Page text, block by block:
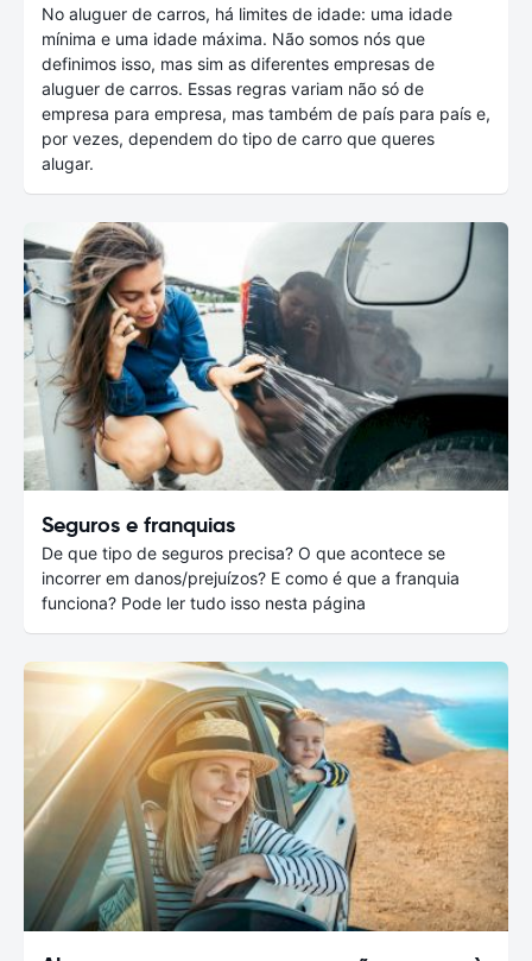
No aluguer de carros, há limites de idade: uma idade
mínima e uma idade máxima. Não somos nós que
definimos isso, mas sim as diferentes empresas de
aluguer de carros. Essas regras variam não só de
empresa para empresa, mas também de país para país e,
por vezes, dependem do tipo de carro que queres
alugar.
Seguros e franquias
De que tipo de seguros precisa? O que acontece se
incorrer em danos/prejuízos? E como é que a franquia
funciona? Pode ler tudo isso nesta página